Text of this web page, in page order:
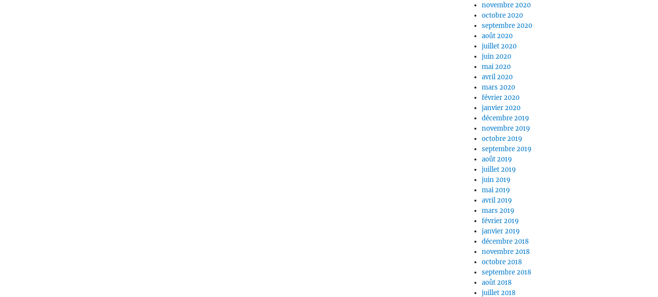
novembre 2020
octobre 2020
septembre 2020
août 2020
juillet 2020
juin 2020
mai 2020
avril 2020
mars 2020
février 2020
janvier 2020
décembre 2019
novembre 2019
octobre 2019
septembre 2019
août 2019
juillet 2019
juin 2019
mai 2019
avril 2019
mars 2019
février 2019
janvier 2019
décembre 2018
novembre 2018
octobre 2018
septembre 2018
août 2018
juillet 2018